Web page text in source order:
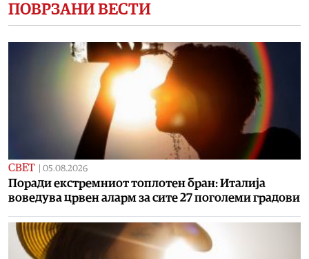
ПОВРЗАНИ ВЕСТИ
СВЕТ | 05.08.2026
Поради екстремниот топлотен бран: Италија
воведува црвен аларм за сите 27 поголеми градови